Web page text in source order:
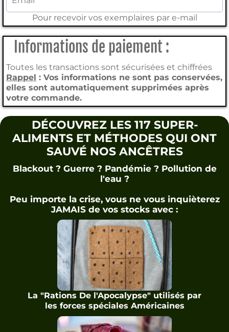
Pour recevoir vos exemplaires par e-mail
Informations de paiement :
Toutes les transactions sont sécurisées et chiffrées
Rappel : Vos informations ne sont pas conservées,
elles sont automatiquement supprimées après
votre commande.
DÉCOUVREZ LES 117 SUPER-
ALIMENTS ET MÉTHODES QUI ONT
SAUVÉ NOS ANCÊTRES
Blackout ? Guerre ? Pandémie ? Pollution de
l'eau ?
Peu importe la crise, vous ne vous inquièterez
JAMAIS de vos stocks avec :
La "Rations De l'Apocalypse" utilisés par
les forces spéciales Américaines